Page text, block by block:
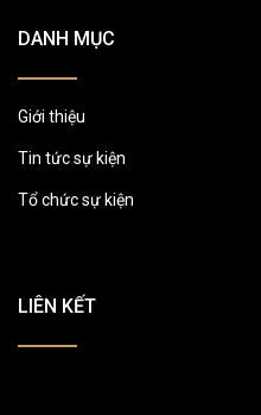
DANH MỤC
Giới thiệu
Tin tức sự kiện
Tổ chức sự kiện
LIÊN KẾT